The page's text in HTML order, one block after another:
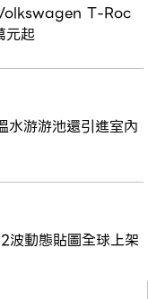
T-Roc
元起
水游游池還引進室內
動態貼圖全球上架